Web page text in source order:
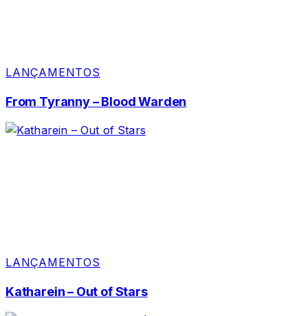
LANÇAMENTOS
From Tyranny – Blood Warden
LANÇAMENTOS
Katharein – Out of Stars